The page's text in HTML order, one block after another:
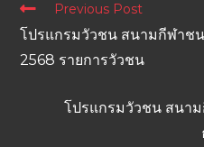
Previous Post
โปรแกรมวัวชน สนามกีฬาช
2568 รายการวัวชน
โปรแกรมวัวชน สนาม